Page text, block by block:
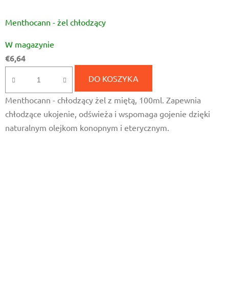
Menthocann - żel chłodzący
ocena
produktu
wynosi
5,0
na
5
gwiazdek.
W magazynie
€6,64
DO KOSZYKA
Menthocann - chłodzący żel z miętą, 100ml. Zapewnia
chłodzące ukojenie, odświeża i wspomaga gojenie dzięki
naturalnym olejkom konopnym i eterycznym.